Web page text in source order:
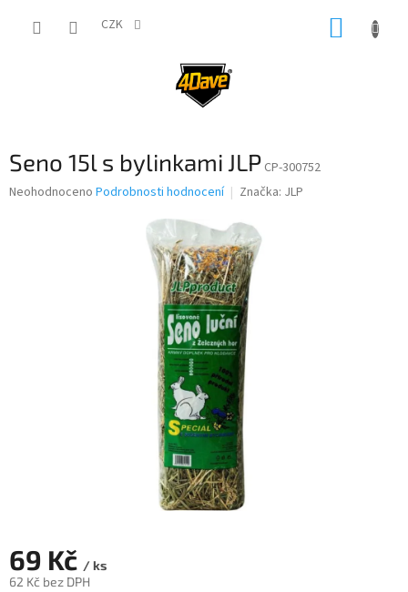
CZK
Seno 15l s bylinkami JLP CP-300752
Průměrné
Neohodnoceno Podrobnosti hodnocení Značka: JLP
69 Kč / ks
62 Kč bez DPH